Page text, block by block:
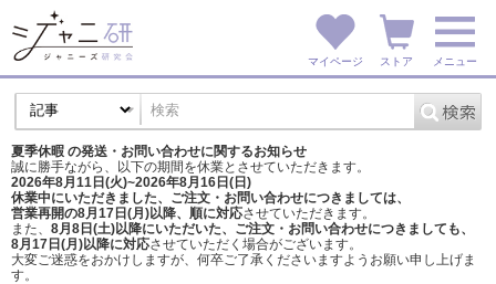
マイページ ストア メニュー
夏季休暇 の発送・お問い合わせに関するお知らせ
誠に勝手ながら、以下の期間を休業とさせていただきます。
2026年8月11日(火)~2026年8月16日(日)
休業中にいただきました、ご注文・お問い合わせにつきましては、
営業再開の8月17日(月)以降、順に対応させていただきます。
また、 8月8日(土)以降にいただいた、ご注文・ お問い合わせにつきましても、
8月17日(月)以降に対応させていただく場合がございます。
大変ご迷惑をおかけしますが、 何卒ご了承くださいますようお願い申し上げま
す。